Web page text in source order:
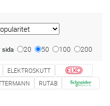
sida 20 50 100 200
ELEKTROSKUTT
RUTAB